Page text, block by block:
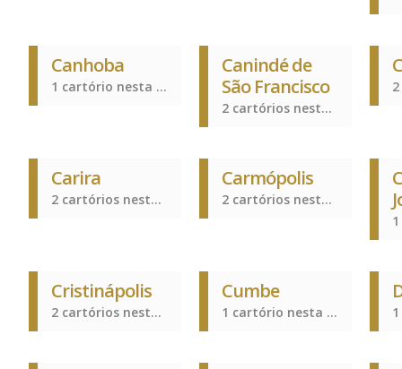
Canhoba
1 cartório nesta cidade
Canindé de
São Francisco
2 cartórios nesta cidade
Carira
2 cartórios nesta cidade
Carmópolis
2 cartórios nesta cidade
Cristinápolis
2 cartórios nesta cidade
Cumbe
1 cartório nesta cidade